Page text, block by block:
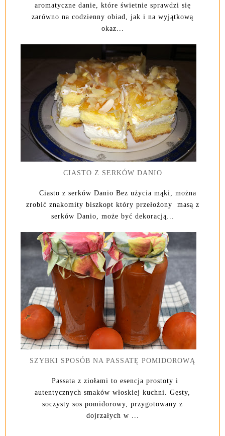
aromatyczne danie, które świetnie sprawdzi się
zarówno na codzienny obiad, jak i na wyjątkową
okaz...
CIASTO Z SERKÓW DANIO
Ciasto z serków Danio Bez użycia mąki, można
zrobić znakomity biszkopt który przełożony masą z
serków Danio, może być dekoracją...
SZYBKI SPOSÓB NA PASSATĘ POMIDOROWĄ
Passata z ziołami to esencja prostoty i
autentycznych smaków włoskiej kuchni. Gęsty,
soczysty sos pomidorowy, przygotowany z
dojrzałych w ...